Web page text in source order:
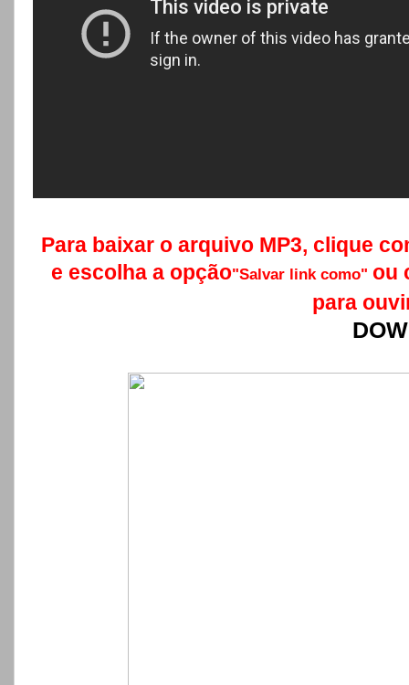
Para baixar o arquivo MP3, clique
e escolha a opção"Salvar link como" ou
para